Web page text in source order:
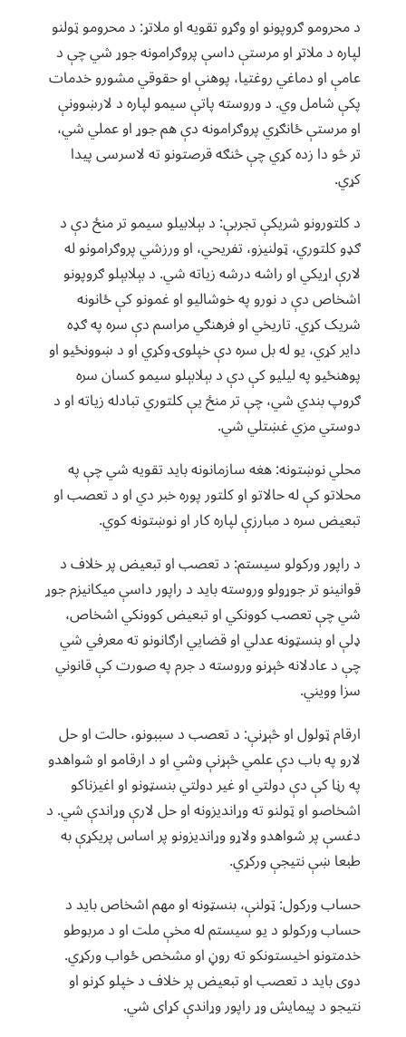
د محرومو ګروپونو او وګړو تقویه او ملاتړ: د محرومو ټولنو
لپاره د ملاتړ او مرستې داسې پروګرامونه جوړ شي چې د
عامې او دماغي روغتیا، پوهنې او حقوقي مشورو خدمات
پکې شامل وي. د وروسته پاتې سیمو لپاره د لارښوونې
او مرستې ځانګړي پروګرامونه دې هم جوړ او عملي شي،
تر څو دا زده کړي چې څنګه قرصتونو ته لاسرسی پیدا
کړي.
د کلتورونو شریکې تجربې: د بېلابیلو سیمو تر منځ دې د
ګډو کلتوري، ټولنیزو، تفریحي، او ورزشي پروګرامونو له
لارې اړیکي او راشه درشه زیاته شي. د بېلابېلو ګروپونو
اشخاص دې د نورو په خوشالیو او غمونو کې ځانونه
شریک کړي. تاریخي او فرهنګي مراسم دې سره په ګډه
دایر کړي، یو له بل سره دې خپلوۍ وکړي او د ښوونځیو او
پوهنځیو په لیلیو کې دې د بېلابېلو سیمو کسان سره
ګروپ بندي شي، چې تر منځ یې کلتوري تبادله زیاته او د
دوستي مزي غښتلي شي.
محلي نوښتونه: هغه سازمانونه باید تقویه شي چې په
محلاتو کې له حالاتو او کلتور پوره خبر دي او د تعصب او
تبعیض سره د مبارزې لپاره کار او نوښتونه کوي.
د راپور ورکولو سیستم: د تعصب او تبعیض پر خلاف د
قوانینو تر جوړولو وروسته باید د راپور داسې میکانیزم جوړ
شي چې تعصب کوونکي او تبعیض کوونکي اشخاص،
ډلې او بنسټونه عدلي او قضایي ارګانونو ته معرفي شي
چې د عادلانه څېړنو وروسته د جرم په صورت کې قانوني
سزا وویني.
ارقام ټولول او څېړنې: د تعصب د سببونو، حالت او حل
لارو په باب دې علمي څېړنې وشي او د ارقامو او شواهدو
په رڼا کې دې دولتي او غیر دولتي بنسټونو او اغیزناکو
اشخاصو او ټولنو ته وړاندیزونه او حل لارې وړاندې شي. د
دغسې پر شواهدو ولاړو وړاندیزونو پر اساس پریکړې به
طبعا ښې نتیجې ورکړي.
حساب ورکول: ټولنې، بنسټونه او مهم اشخاص باید د
حساب ورکولو د یو سیستم له مخې ملت او د مربوطو
خدمتونو اخیستونکو ته روڼ او مشخص ځواب ورکړي.
دوی باید د تعصب او تبعیض پر خلاف د خپلو کړنو او
نتیجو د پیمایش وړ راپور وړاندې کړای شي.